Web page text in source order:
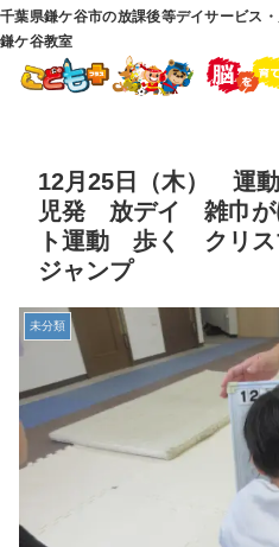
千葉県鎌ケ谷市の放課後等デイサービス
鎌ケ谷教室
12月25日（木） 運
児発 放デイ 雑巾
ト運動 歩く クリ
ジャンプ
未分類